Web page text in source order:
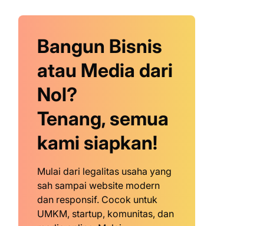
Bangun Bisnis
atau Media dari
Nol?
Tenang, semua
kami siapkan!
Mulai dari legalitas usaha yang
sah sampai website modern
dan responsif. Cocok untuk
UMKM, startup, komunitas, dan